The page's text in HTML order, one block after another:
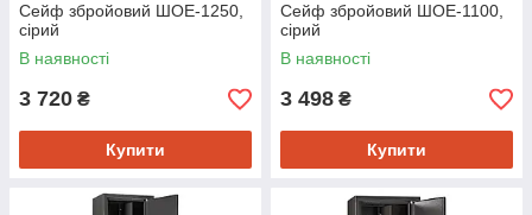
Сейф збройовий ШОЕ-1250,
сірий
В наявності
3 720 ₴
Купити
Сейф збройовий ШОЕ-1100,
сірий
В наявності
3 498 ₴
Купити